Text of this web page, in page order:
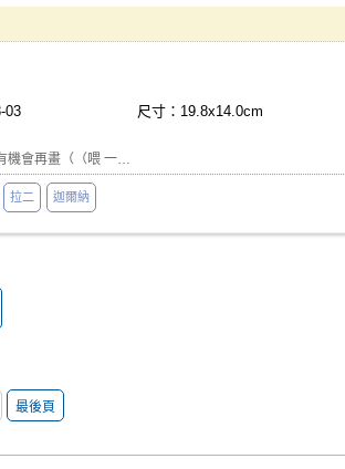
03
尺寸：19.8x14.0cm
機會再畫（（喂 一…
拉二 迦爾納
最後頁